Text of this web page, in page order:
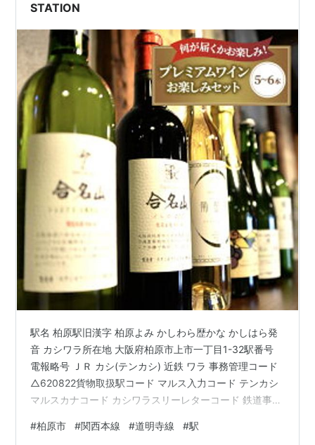
STATION
駅名 柏原駅旧漢字 柏原よみ かしわら歴かな かしはら発
音 カシワラ所在地 大阪府柏原市上市一丁目1-32駅番号
電報略号 ＪＲ カシ(テンカシ) 近鉄 ワラ 事務管理コード
△620822貨物取扱駅コード マルス入力コード テンカシ
マルスカナコード カシワラスリーレターコード 鉄道事業
路線 関西本線・近鉄道明寺線乗入路線 大和路線(JR-
#柏原市 #関西本線 #道明寺線 #駅